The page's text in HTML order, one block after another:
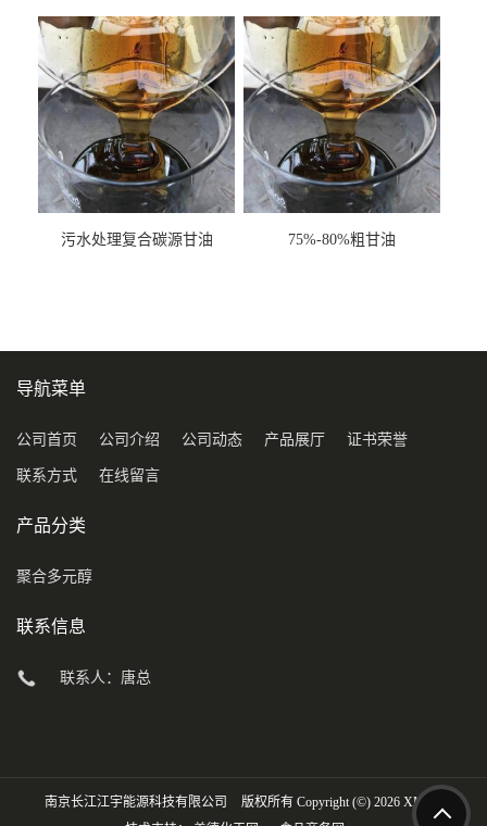
污水处理复合碳源甘油
75%-80%粗甘油
导航菜单
公司首页 公司介绍 公司动态 产品展厅 证书荣誉
联系方式 在线留言
产品分类
聚合多元醇
联系信息
联系人：唐总
南京长江江宇能源科技有限公司 版权所有 Copyright (©) 2026 XML